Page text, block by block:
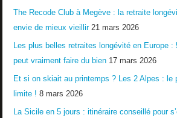
The Recode Club à Megève : la retraite
envie de mieux vieillir 21 mars 2026
Les plus belles retraites longévité en Europe
peut vraiment faire du bien 17 mars 2026
Et si on skiait au printemps ? Les 2 Alpes : le
limite ! 8 mars 2026
La Sicile en 5 jours : itinéraire conseillé pour